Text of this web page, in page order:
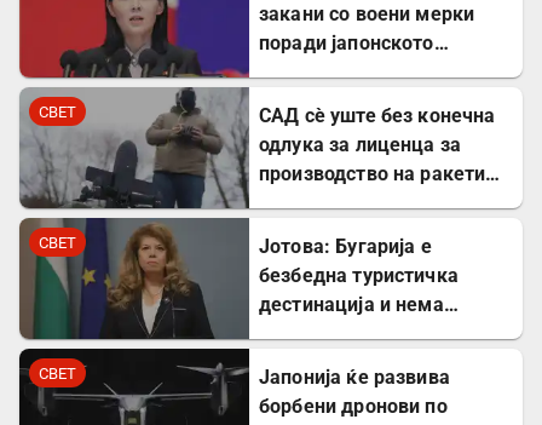
закани со воени мерки
поради јапонското
СВЕТ
САД сè уште без конечна
одлука за лиценца за
производство на ракети
СВЕТ
Јотова: Бугарија е
безбедна туристичка
дестинација и нема
СВЕТ
Јапонија ќе развива
борбени дронови по